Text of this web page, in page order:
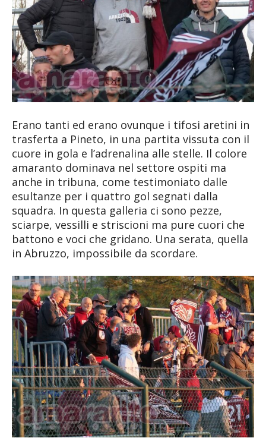
Erano tanti ed erano ovunque i tifosi aretini in
trasferta a Pineto, in una partita vissuta con il
cuore in gola e l’adrenalina alle stelle. Il colore
amaranto dominava nel settore ospiti ma
anche in tribuna, come testimoniato dalle
esultanze per i quattro gol segnati dalla
squadra. In questa galleria ci sono pezze,
sciarpe, vessilli e striscioni ma pure cuori che
battono e voci che gridano. Una serata, quella
in Abruzzo, impossibile da scordare.